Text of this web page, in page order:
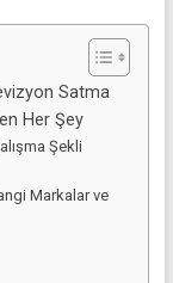
Satma
Her Şey
Şekli
Markalar ve